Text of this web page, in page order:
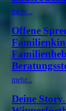
mehr...
Offene
mehr...
Deine